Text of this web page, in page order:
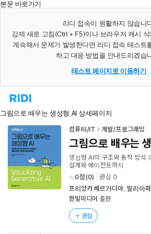
본문 바로가기
리디 접속이 원활하지 않습니
강제 새로 고침(Ctrl + F5)이나 브라우저 캐시
계속해서 문제가 발생한다면 리디 접속 테스트
하고 대응 방법을 안내드리겠습
테스트 페이지로 이동하기
리
홈
로
이
동
그림으로 배우는 생성형 AI 상세페이지
컴퓨터/IT 개발/프로그래밍
그림으로 배우는
생성형 AI의 구조와 동작 방식
설계와 에이전트까지
0
(0) 관심 0
프리양카 베르가디아, 발리아
한빛미디어 출판
관심